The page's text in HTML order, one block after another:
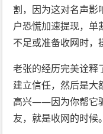
割，因为这对名声影
户恐慌加速提现，单
不足或准备收网时，
老张的经历完美诠释
建立信任，然后是大
高兴——因为你帮它
友，就是收网的时候。